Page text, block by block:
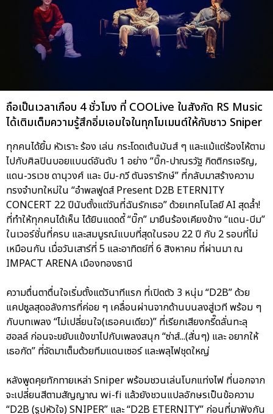
ถือเป็นเวลาเกือบ 4 ชั่วโมง ที่ COOLive ในสังกัด RS Music
ได้เติมเต็มความรู้สึกอิ่มเอมใจในทุกโมเมนต์ให้กับชาว Sniper
ทุกคนได้ยิ้ม หัวเราะ ร้อง เล่น กระโดดเต้นมันส์ ๆ และแม้แต่ร้องไห้ตาม
ไปกับศิลปินบอยแบนด์อันดับ 1 อย่าง “บิ๊ก-ปาณรวัฐ กิตติกรเจริญ,
แดน-วรเวช ดานุวงศ์ และ บีม-กวี ตันจรารักษ์” ที่กลับมาสร้างความ
ทรงจำบทใหม่ใน “อำพลฟูดส์ Present D2B ETERNITY
CONCERT 22 ปีนับตั้งแต่วันที่ฉันรักเธอ” ด้วยเทคโนโลยี AI สุดล้ำ!
ที่ทำให้ทุกคนได้เห็น ได้ยินแดดดี้ “บิ๊ก” มายืนร้องเคียงข้าง “แดน-บีม”
ในเวอร์ชั่นที่ครบ และสมบูรณ์แบบที่สุดในรอบ 22 ปี กับ 2 รอบที่ไม่
เหมือนกัน เมื่อวันเสาร์ที่ 5 และอาทิตย์ที่ 6 สิงหาคม ที่ผ่านมา ณ
IMPACT ARENA เมืองทองธานี
ความตื่นตาตื่นใจเริ่มตั้งแต่วินาทีแรก ที่เปิดตัว 3 หนุ่ม “D2B” ด้วย
แคปซูลสุดอลังการที่ค่อย ๆ เคลื่อนผ่านจากด้านบนลงสู่เวที พร้อม ๆ
กับบทเพลง “ไม่เปลี่ยนใจ(เธอคนเดียว)” ที่เรียกเสียงกรี๊ดลั่นทะลุ
ฮอลล์ ก่อนจะขยับแข้งขาไปกับเพลงสนุก “ซ่าส์...(สั่นๆ) และ อยากให้
เธอกัด” ที่จัดมาเต็มด้วยทีมแดนเซอร์ และพลุไฟชุดใหญ่
หลังพูดคุยทักทายเหล่า Sniper พร้อมชวนเล่นโบกแท่งไฟ ที่นอกจาก
จะเปลี่ยนสีตามสัญญาณ wi-fi แล้วยังชวนแปลอักษรเป็นข้อความ
“D2B (รูปหัวใจ) SNIPER” และ “D2B ETERNITY” ก่อนที่มาฟังกัน